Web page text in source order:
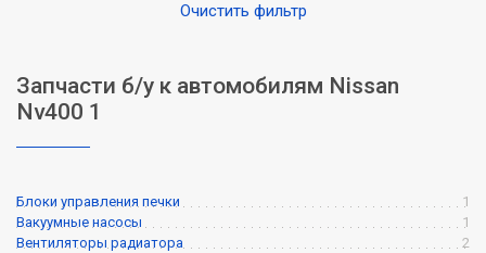
Очистить фильтр
Запчасти б/у к автомобилям Nissan
Nv400 1
Блоки управления печки
1
Вакуумные насосы
1
Вентиляторы радиатора
2